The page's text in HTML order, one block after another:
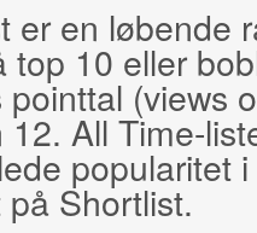
er en løbende
10 eller
(views
All Time-
popularitet
Shortlist.